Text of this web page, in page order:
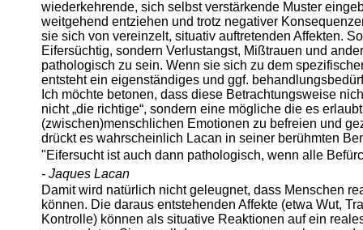
wiederkehrende, sich selbst verstärkende Muster
weitgehend entziehen und trotz negativer
sie sich von vereinzelt, situativ auftretenden Affekten.
Eifersüchtig, sondern Verlustangst, Mißtrauen und
pathologisch zu sein. Wenn sie sich zu dem
entsteht ein eigenständiges und ggf.
Ich möchte betonen, dass diese Betrachtungsweise
nicht „die richtige“, sondern eine mögliche die es
(zwischen)menschlichen Emotionen zu befreien und
drückt es wahrscheinlich Lacan in seiner berühmten
"Eifersucht ist auch dann pathologisch, wenn alle
- Jaques Lacan
Damit wird natürlich nicht geleugnet, dass Menschen
können. Die daraus entstehenden Affekte (etwa Wut,
Kontrolle) können als situative Reaktionen auf ein